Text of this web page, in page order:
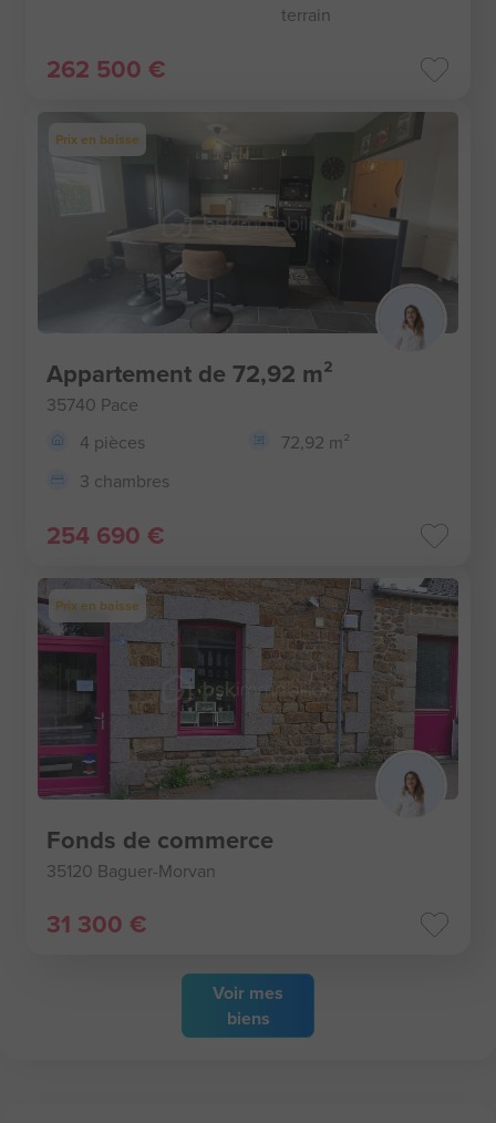
Voir mes
biens
terrain
262 500 €
Prix en baisse
Appartement de 72,92 m²
35740 Pace
4 pièces
72,92 m²
3 chambres
254 690 €
Prix en baisse
Fonds de commerce
35120 Baguer-Morvan
31 300 €